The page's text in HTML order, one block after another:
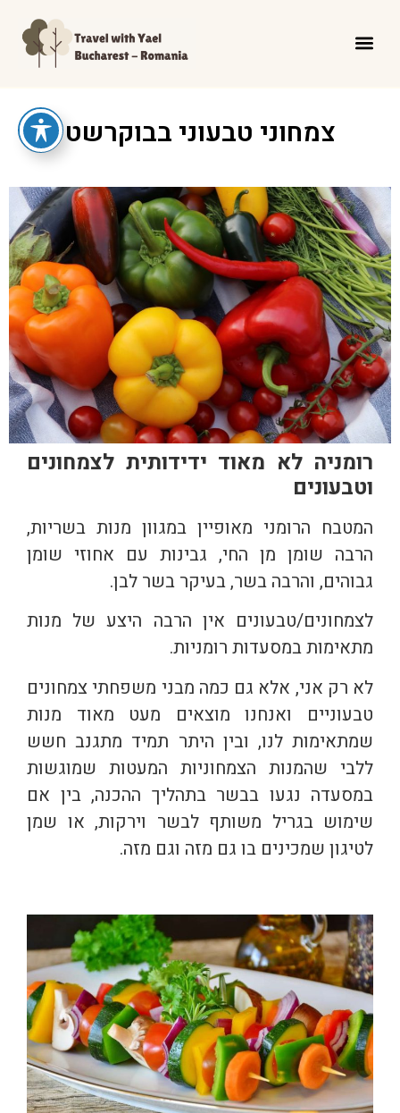
צמחוני טבעוני בבוקרשט
רומניה לא מאוד ידידותית לצמחונים
וטבעונים
המטבח הרומני מאופיין במגוון מנות בשריות,
הרבה שומן מן החי, גבינות עם אחוזי שומן
גבוהים, והרבה בשר, בעיקר בשר לבן.
לצמחונים/טבעונים אין הרבה היצע של מנות
מתאימות במסעדות רומניות.
לא רק אני, אלא גם כמה מבני משפחתי צמחונים
טבעוניים ואנחנו מוצאים מעט מאוד מנות
שמתאימות לנו, ובין היתר תמיד מתגנב חשש
ללבי שהמנות הצמחוניות המעטות שמוגשות
במסעדה נגעו בבשר בתהליך ההכנה, בין אם
שימוש בגריל משותף לבשר וירקות, או שמן
לטיגון שמכינים בו גם מזה וגם מזה.